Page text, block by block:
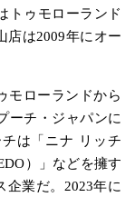
トゥモローランド
店は2009年にオー
モローランドから
ーチ・ジャパンに
は「ニナ リッチ
）」などを擁す
企業だ。2023年に